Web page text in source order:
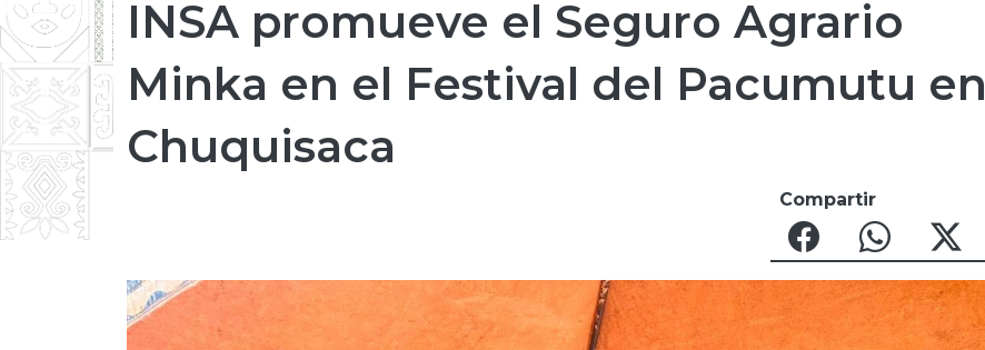
INSA promueve el Seguro Agrario
Minka en el Festival del Pacumutu en
Chuquisaca
Compartir